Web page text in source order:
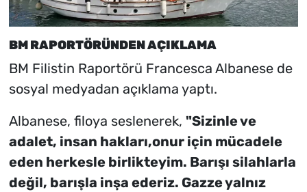
BM RAPORTÖRÜNDEN AÇIKLAMA
BM Filistin Raportörü Francesca Albanese de
sosyal medyadan açıklama yaptı.
Albanese, filoya seslenerek, "Sizinle ve
adalet, insan hakları,onur için mücadele
eden herkesle birlikteyim. Barışı silahlarla
değil, barışla inşa ederiz. Gazze yalnız